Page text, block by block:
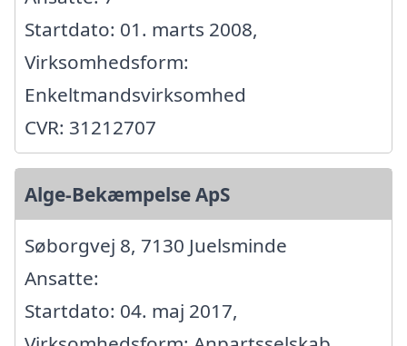
Startdato: 01. marts 2008,
Virksomhedsform:
Enkeltmandsvirksomhed
CVR: 31212707
Alge-Bekæmpelse ApS
Søborgvej 8, 7130 Juelsminde
Ansatte:
Startdato: 04. maj 2017,